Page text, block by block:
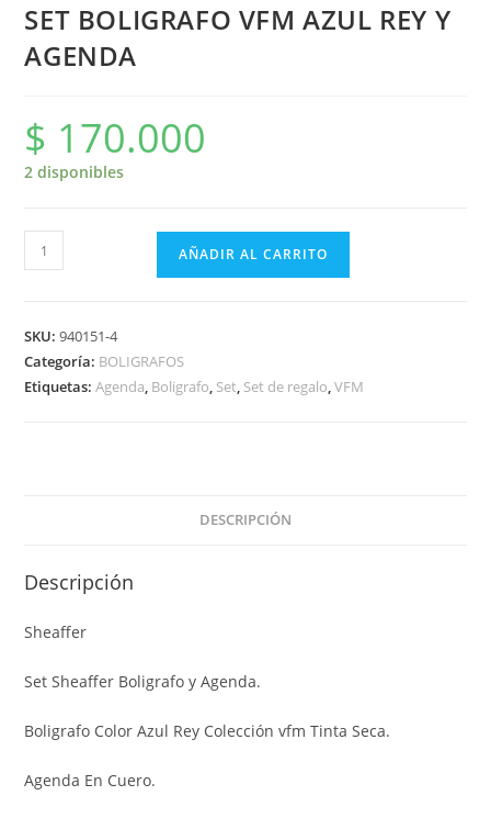
SET BOLIGRAFO VFM AZUL REY Y
AGENDA
$ 170.000
2 disponibles
AÑADIR AL CARRITO
SKU:940151-4
Categoría: BOLIGRAFOS
Etiquetas:Agenda, Boligrafo, Set, Set de regalo,VFM
DESCRIPCIÓN
Descripción
Sheaffer
Set Sheaffer Boligrafo y Agenda.
Boligrafo Color Azul Rey Colección vfm Tinta Seca.
Agenda En Cuero.